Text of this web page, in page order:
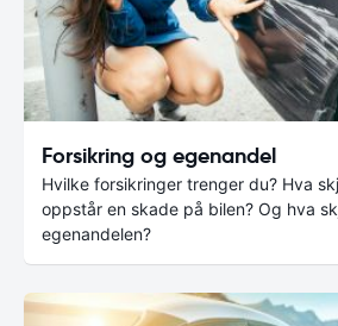
Forsikring og egenandel
Hvilke forsikringer trenger du? Hva
oppstår en skade på bilen? Og hva
egenandelen?